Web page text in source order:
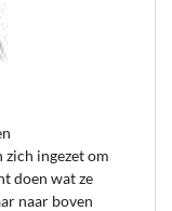
zich ingezet om
doen wat ze
naar boven